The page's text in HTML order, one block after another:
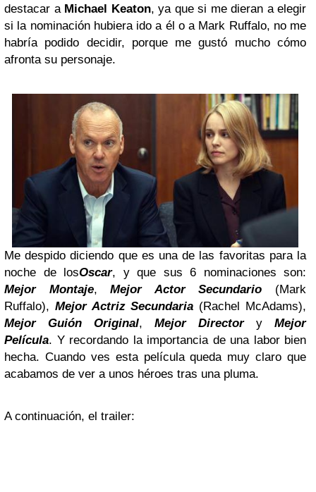
destacar a Michael Keaton, ya que si me dieran a elegir
si la nominación hubiera ido a él o a Mark Ruffalo, no me
habría podido decidir, porque me gustó mucho cómo
afronta su personaje.
Me despido diciendo que es una de las favoritas para la
noche de losOscar, y que sus 6 nominaciones son:
Mejor Montaje,Mejor Actor Secundario (Mark
Ruffalo), Mejor Actriz Secundaria (Rachel McAdams),
Mejor Guión Original, Mejor Directory Mejor
Película. Y recordando la importancia de una labor bien
hecha. Cuando ves esta película queda muy claro que
acabamos de ver a unos héroes tras una pluma.
A continuación, el trailer: